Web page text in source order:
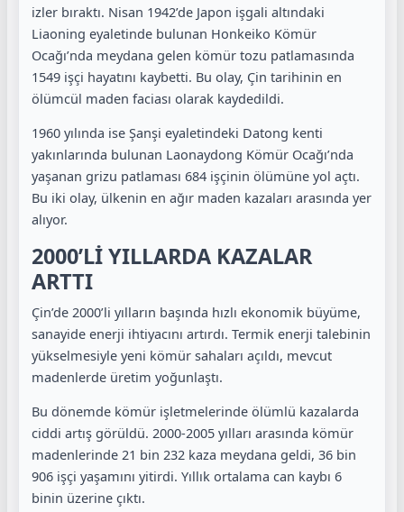
izler bıraktı. Nisan 1942’de Japon işgali altındaki
Liaoning eyaletinde bulunan Honkeiko Kömür
Ocağı’nda meydana gelen kömür tozu patlamasında
1549 işçi hayatını kaybetti. Bu olay, Çin tarihinin en
ölümcül maden faciası olarak kaydedildi.
1960 yılında ise Şanşi eyaletindeki Datong kenti
yakınlarında bulunan Laonaydong Kömür Ocağı’nda
yaşanan grizu patlaması 684 işçinin ölümüne yol açtı.
Bu iki olay, ülkenin en ağır maden kazaları arasında yer
alıyor.
2000’Lİ YILLARDA KAZALAR
ARTTI
Çin’de 2000’li yılların başında hızlı ekonomik büyüme,
sanayide enerji ihtiyacını artırdı. Termik enerji talebinin
yükselmesiyle yeni kömür sahaları açıldı, mevcut
madenlerde üretim yoğunlaştı.
Bu dönemde kömür işletmelerinde ölümlü kazalarda
ciddi artış görüldü. 2000-2005 yılları arasında kömür
madenlerinde 21 bin 232 kaza meydana geldi, 36 bin
906 işçi yaşamını yitirdi. Yıllık ortalama can kaybı 6
binin üzerine çıktı.